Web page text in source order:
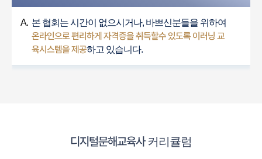
A. 본 협회는 시간이 없으시거나, 바쁘신분들을 위하여
온라인으로 편리하게 자격증을 취득할수 있도록 이러닝 교
육시스템을 제공하고 있습니다.
디지털문해교육사 커리큘럼